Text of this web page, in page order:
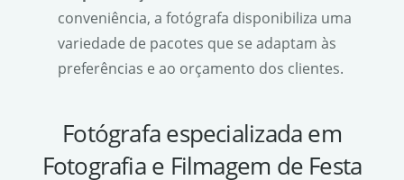
conveniência, a fotógrafa disponibiliza uma
variedade de pacotes que se adaptam às
preferências e ao orçamento dos clientes.
Fotógrafa especializada em
Fotografia e Filmagem de Festa